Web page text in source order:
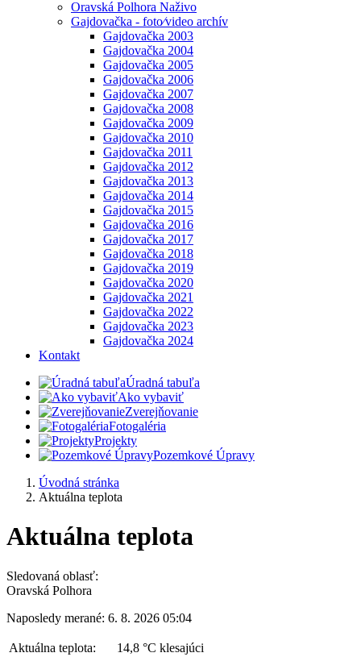
Oravská Polhora Naživo
Gajdovačka - foto⁄video archív
Gajdovačka 2003
Gajdovačka 2004
Gajdovačka 2005
Gajdovačka 2006
Gajdovačka 2007
Gajdovačka 2008
Gajdovačka 2009
Gajdovačka 2010
Gajdovačka 2011
Gajdovačka 2012
Gajdovačka 2013
Gajdovačka 2014
Gajdovačka 2015
Gajdovačka 2016
Gajdovačka 2017
Gajdovačka 2018
Gajdovačka 2019
Gajdovačka 2020
Gajdovačka 2021
Gajdovačka 2022
Gajdovačka 2023
Gajdovačka 2024
Kontakt
Úradná tabuľa
Ako vybaviť
Zverejňovanie
Fotogaléria
Projekty
Pozemkové Úpravy
Úvodná stránka
Aktuálna teplota
Aktuálna teplota
Sledovaná oblasť:
Oravská Polhora
Naposledy merané: 6. 8. 2026 05:04
Aktuálna teplota: 14,8 °C klesajúci